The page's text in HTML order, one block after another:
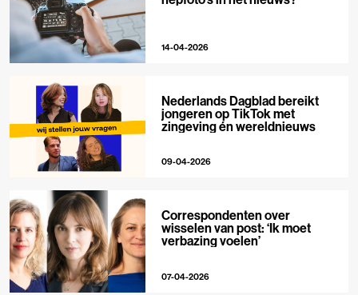
14-04-2026
Nederlands Dagblad bereikt
jongeren op TikTok met
zingeving én wereldnieuws
09-04-2026
Correspondenten over
wisselen van post: ‘Ik moet
verbazing voelen’
07-04-2026